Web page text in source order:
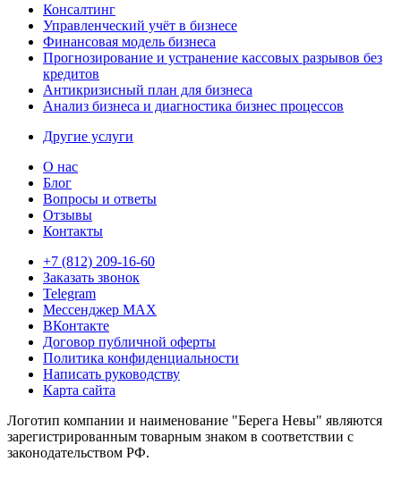
Консалтинг
Управленческий учёт в бизнесе
Финансовая модель бизнеса
Прогнозирование и устранение кассовых разрывов без
кредитов
Антикризисный план для бизнеса
Анализ бизнеса и диагностика бизнес процессов
Другие услуги
О нас
Блог
Вопросы и ответы
Отзывы
Контакты
+7 (812) 209-16-60
Заказать звонок
Telegram
Мессенджер MAX
ВКонтакте
Договор публичной оферты
Политика конфиденциальности
Написать руководству
Карта сайта
Логотип компании и наименование "Берега Невы" являются
зарегистрированным товарным знаком в соответствии с
законодательством РФ.